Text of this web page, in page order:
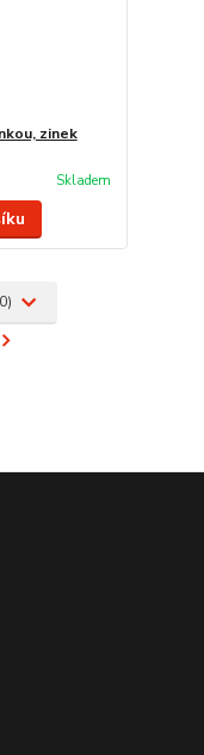
zinek
Skladem